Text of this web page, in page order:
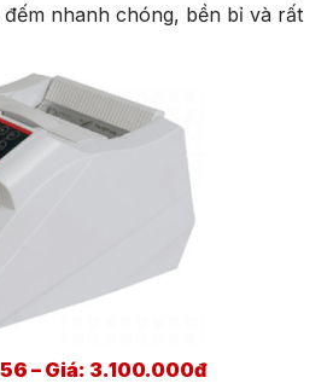
nhanh chóng, bền bỉ và rất
– Giá: 3.100.000đ